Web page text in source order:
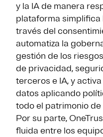
y la IA de manera
plataforma
través del
automatiza la
gestión de los
de privacidad,
terceros e IA, y
datos aplicando
todo el patrimonio
Por su parte,
fluida entre los